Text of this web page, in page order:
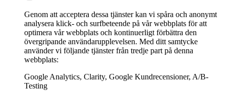
Genom att acceptera dessa tjänster kan vi spåra och anonymt
analysera klick- och surfbeteende på vår webbplats för att
optimera vår webbplats och kontinuerligt förbättra den
övergripande användarupplevelsen. Med ditt samtycke
använder vi följande tjänster från tredje part på denna
webbplats:
Google Analytics, Clarity, Google Kundrecensioner, A/B-
Testing